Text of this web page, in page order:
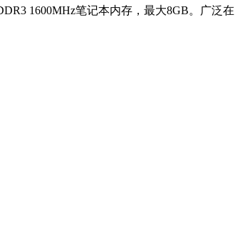
1600MHz笔记本内存，最大8GB。广泛在